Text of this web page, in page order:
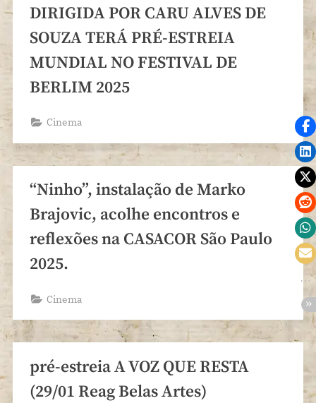
DIRIGIDA POR CARU ALVES DE
SOUZA TERÁ PRÉ-ESTREIA
MUNDIAL NO FESTIVAL DE
BERLIM 2025
Cinema
“Ninho”, instalação de Marko
Brajovic, acolhe encontros e
reflexões na CASACOR São Paulo
2025.
Cinema
pré-estreia A VOZ QUE RESTA
(29/01 Reag Belas Artes)